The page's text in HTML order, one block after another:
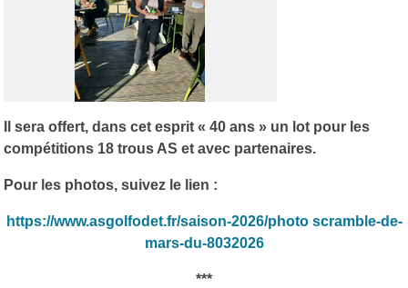
Il sera offert, dans cet esprit « 40 ans » un lot pour les
compétitions 18 trous AS et avec partenaires.
Pour les photos, suivez le lien :
https://www.asgolfodet.fr/saison-2026/photo scramble-de-
mars-du-8032026
***